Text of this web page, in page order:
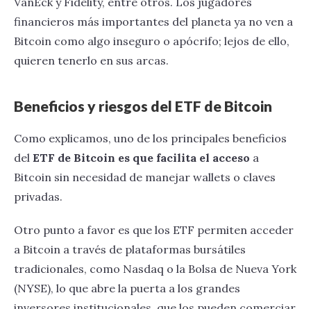
financieros más importantes del planeta ya no ven a
Bitcoin como algo inseguro o apócrifo; lejos de ello,
quieren tenerlo en sus arcas.
Beneficios y riesgos del ETF de Bitcoin
Como explicamos, uno de los principales beneficios
del ETF de Bitcoin es que facilita el acceso a
Bitcoin sin necesidad de manejar wallets o claves
privadas.
Otro punto a favor es que los ETF permiten acceder
a Bitcoin a través de plataformas bursátiles
tradicionales, como Nasdaq o la Bolsa de Nueva York
(NYSE), lo que abre la puerta a los grandes